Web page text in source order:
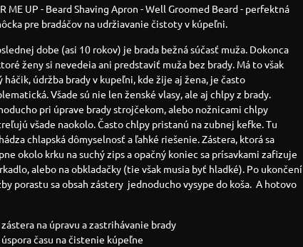
ME UP - Beard Shaving Apron - Well Groomed Beard - perfektná
pre bradáčov na udržiavanie čistoty v kúpeľni.
dobe (asi 10 rokov) je brada bežná súčasť muža. Dokonca
ženy si nevedeia ani predstaviť muža bez brady. Má to však
háčik, údržba brady v kupeľni, kde žije aj žena, je často
Všade sú nie len ženské vlasy, ale aj chlpy z brady.
pri úprave brady strojčekom, alebo nožnicami chlpy
všade naokolo. Často chlpy pristanú na zubnej kefke. Tu
chlapská dômyselnosť a ľahké riešenie. Zástera, ktorá sa
okolo krku na suchý zips a opačný koniec sa prísavkami zafizuje
alebo na obkladačky (tie však musia byť hladké). Po ukončení
porastu sa obsah zástery jednoducho vysype do koša. A hotovo
zástera na úpravu a zastrihávanie brady
úspora času na čistenie kúpeľne